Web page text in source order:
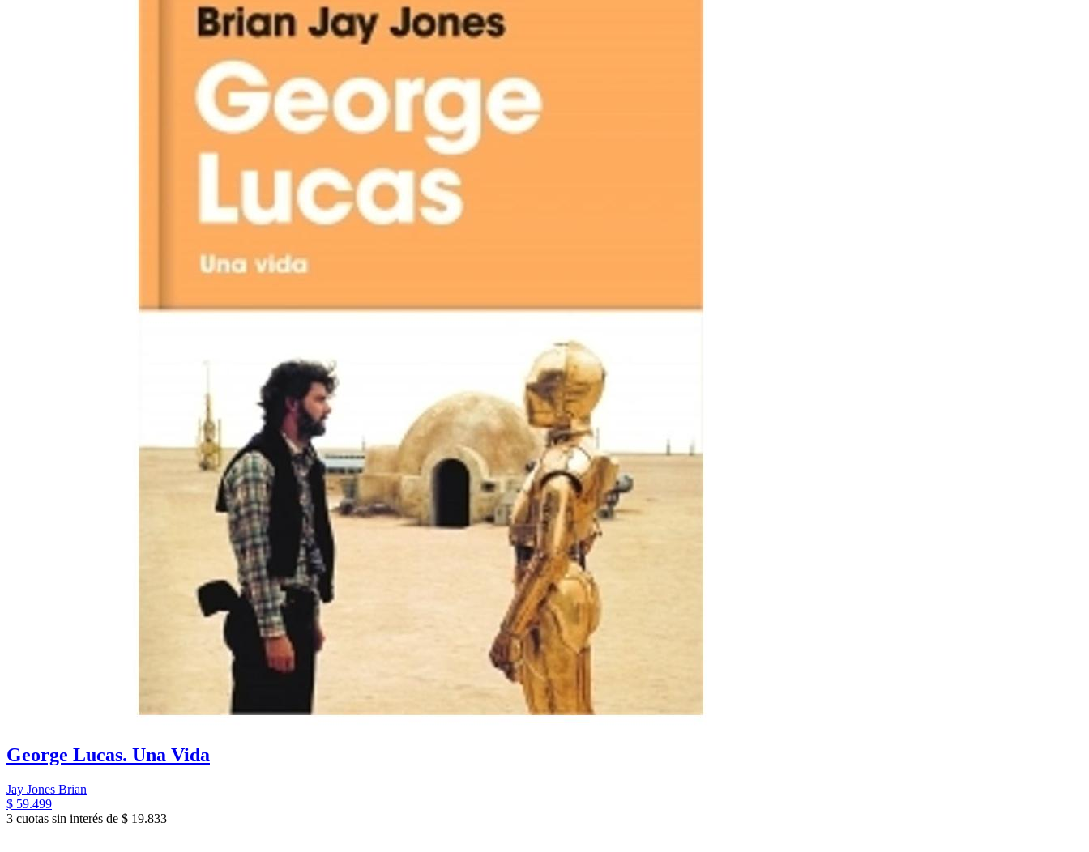
George Lucas. Una Vida
Jay Jones Brian
$ 59.499
3 cuotas sin interés de $ 19.833